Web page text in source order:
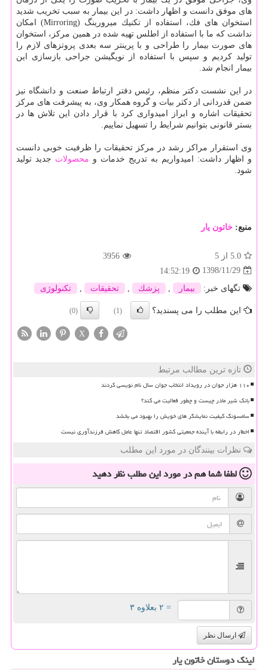
های موفق دانست و اظهار داشت: در این بیمار به سبب تخریب شدید
استخوان های فك، استفاده از تكنیك میرورینگ (Mirroring) امكان
نداشت كه ما با استفاده از اطلس تهیه شده در همین مركز، استخوان
های صورت بیمار را طراحی و با پرینتر سه بعدی پروتزهای لازم را
تولید كردیم و سپس با استفاده از نویگیشن جراحی بازسازی این
بیمار انجام شد.
در این نشست دكتر منظم، رئیس دفتر ارتباط صنعت و دانشگاه نیز
ضمن قدردانی از دكتر بیات و گروه همكار وی، به پیشرفت های مركز
تحقیقات اشاره و ابراز امیدواری كرد با قرار دادن این تلاش ها در
بستر قانونی بتوانیم شرایط را تسهیل نماییم.
وی استقرار مراكز رشد در مركز تحقیقات را ظرفیت خوبی دانست
و اظهار داشت: امیدواریم به تدریج خدمات و محصولات جدید تولید
شود.
منبع: خاتون یار
5.0 از 5
3956
1398/11/29
14:52:19
تگهای خبر:
بیمار , پزشك , تحقیقات , تكنولوژی
این مطلب را می پسندید؟ (1)
(0)
X
تازه ترین مطالب مرتبط
۱۱۰ هزار جوان در رویداد انتخاب جوان سال نام نویسی کردند
بانک شیر مادر چیست و چطور فعالیت می کند؟
سامسونگ کیفیت نمایشگر های خویش را بهبود می بخشد
اخطار در رابطه با آینده جمعیتی کشور اقتصاد تنها عامل کاهش فرزندآوری نیست
نظرات بینندگان در مورد این مطلب
لطفا شما همدر مورد این مطلبنظر دهید
= ۲ بعلاوه ۳
ارسال نظر
لینک دوستان خاتون یار